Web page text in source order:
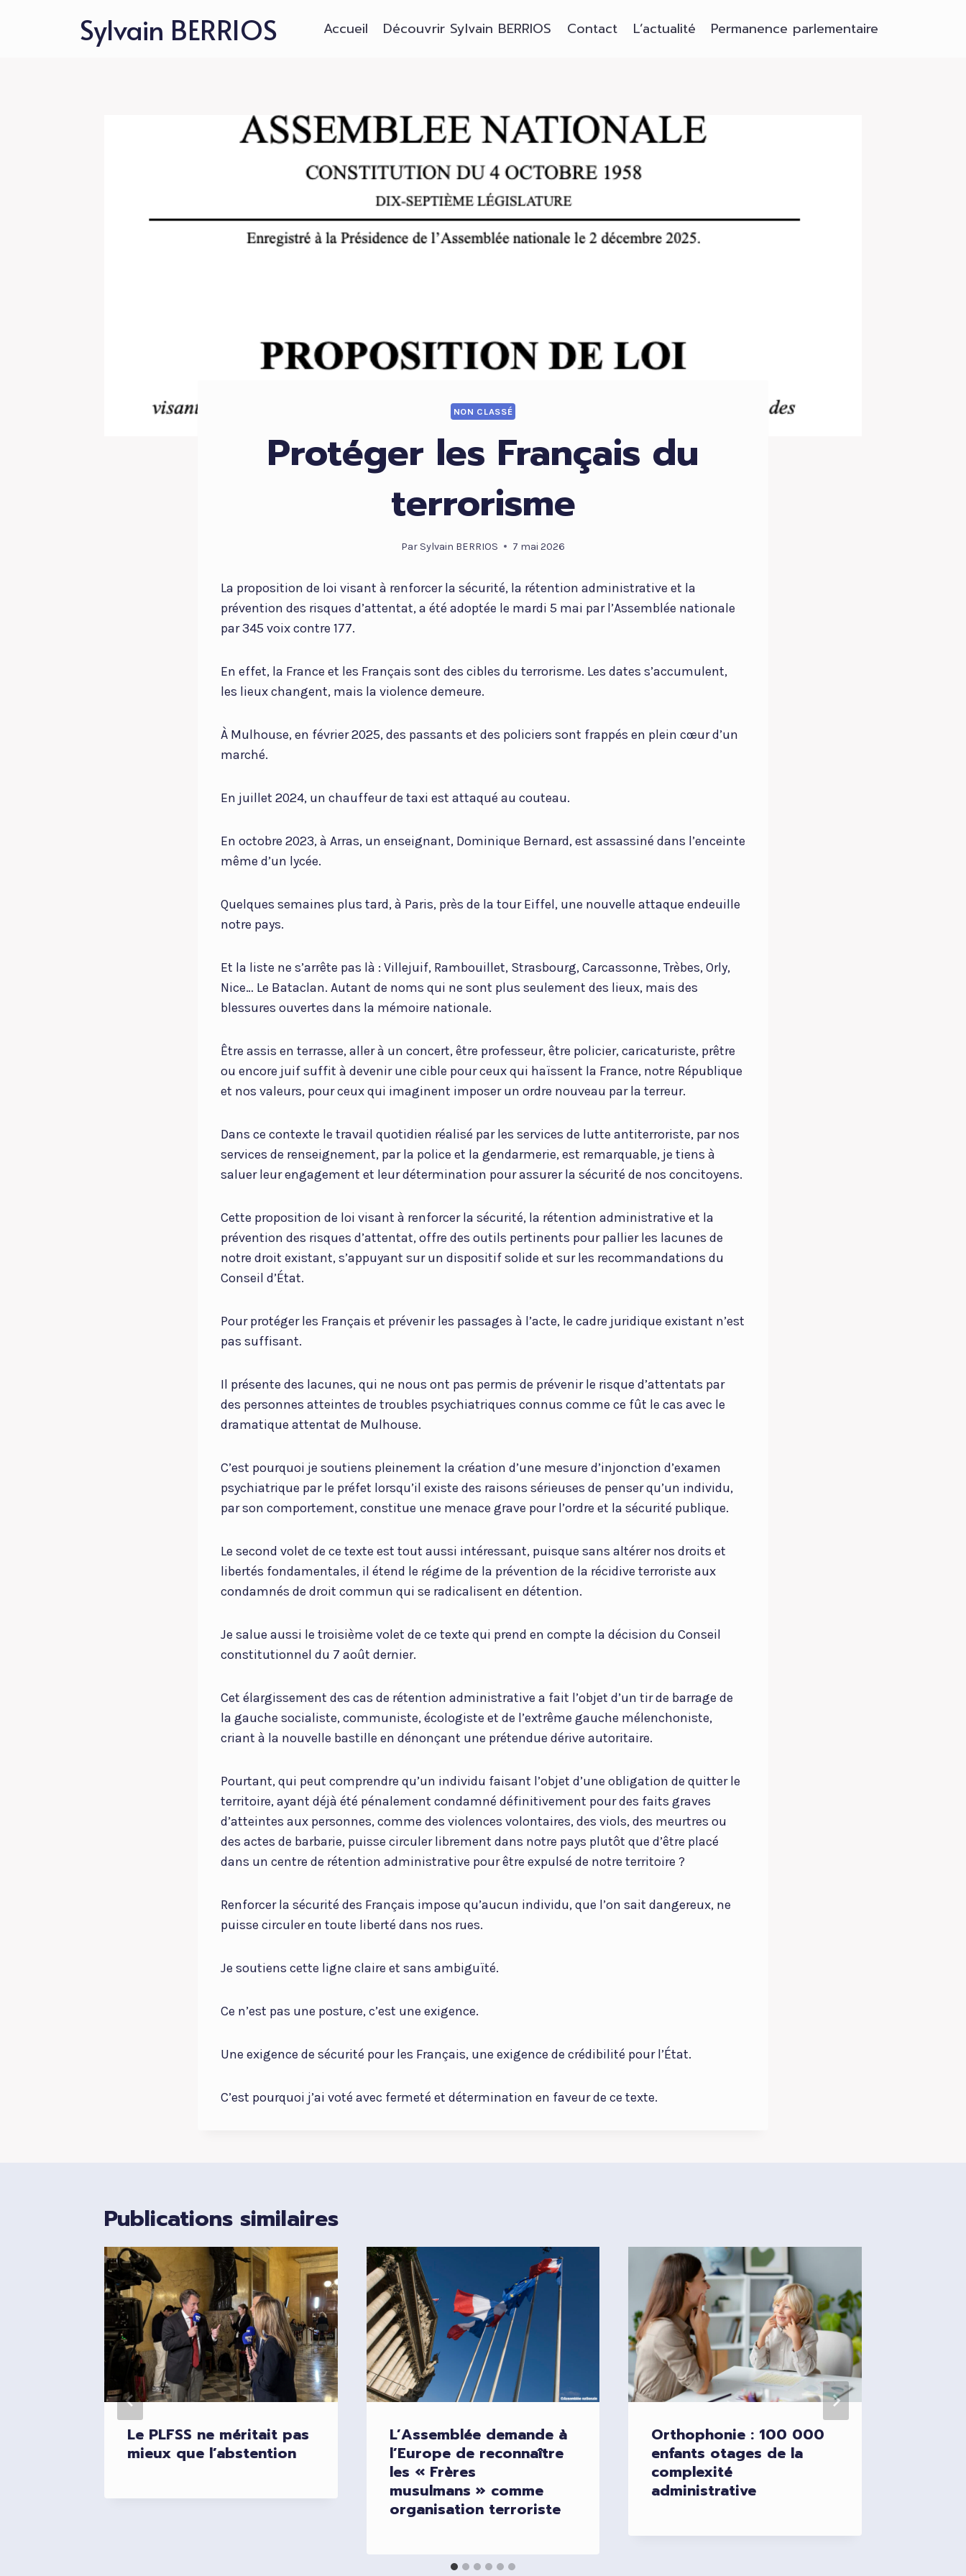
Sylvain BERRIOS Accueil Découvrir Sylvain BERRIOS Contact L’actualité Permanence parlementaire
NON CLASSÉ
Protéger les Français du
terrorisme
Par Sylvain BERRIOS 7 mai 2026
La proposition de loi visant à renforcer la sécurité, la rétention administrative et la
prévention des risques d’attentat, a été adoptée le mardi 5 mai par l’Assemblée nationale
par 345 voix contre 177.
En effet, la France et les Français sont des cibles du terrorisme. Les dates s’accumulent,
les lieux changent, mais la violence demeure.
À Mulhouse, en février 2025, des passants et des policiers sont frappés en plein cœur d’un
marché.
En juillet 2024, un chauffeur de taxi est attaqué au couteau.
En octobre 2023, à Arras, un enseignant, Dominique Bernard, est assassiné dans l’enceinte
même d’un lycée.
Quelques semaines plus tard, à Paris, près de la tour Eiffel, une nouvelle attaque endeuille
notre pays.
Et la liste ne s’arrête pas là : Villejuif, Rambouillet, Strasbourg, Carcassonne, Trèbes, Orly,
Nice… Le Bataclan. Autant de noms qui ne sont plus seulement des lieux, mais des
blessures ouvertes dans la mémoire nationale.
Être assis en terrasse, aller à un concert, être professeur, être policier, caricaturiste, prêtre
ou encore juif suffit à devenir une cible pour ceux qui haïssent la France, notre République
et nos valeurs, pour ceux qui imaginent imposer un ordre nouveau par la terreur.
Dans ce contexte le travail quotidien réalisé par les services de lutte antiterroriste, par nos
services de renseignement, par la police et la gendarmerie, est remarquable, je tiens à
saluer leur engagement et leur détermination pour assurer la sécurité de nos concitoyens.
Cette proposition de loi visant à renforcer la sécurité, la rétention administrative et la
prévention des risques d’attentat, offre des outils pertinents pour pallier les lacunes de
notre droit existant, s’appuyant sur un dispositif solide et sur les recommandations du
Conseil d’État.
Pour protéger les Français et prévenir les passages à l’acte, le cadre juridique existant n’est
pas suffisant.
Il présente des lacunes, qui ne nous ont pas permis de prévenir le risque d’attentats par
des personnes atteintes de troubles psychiatriques connus comme ce fût le cas avec le
dramatique attentat de Mulhouse.
C’est pourquoi je soutiens pleinement la création d’une mesure d’injonction d’examen
psychiatrique par le préfet lorsqu’il existe des raisons sérieuses de penser qu’un individu,
par son comportement, constitue une menace grave pour l’ordre et la sécurité publique.
Le second volet de ce texte est tout aussi intéressant, puisque sans altérer nos droits et
libertés fondamentales, il étend le régime de la prévention de la récidive terroriste aux
condamnés de droit commun qui se radicalisent en détention.
Je salue aussi le troisième volet de ce texte qui prend en compte la décision du Conseil
constitutionnel du 7 août dernier.
Cet élargissement des cas de rétention administrative a fait l’objet d’un tir de barrage de
la gauche socialiste, communiste, écologiste et de l’extrême gauche mélenchoniste,
criant à la nouvelle bastille en dénonçant une prétendue dérive autoritaire.
Pourtant, qui peut comprendre qu’un individu faisant l’objet d’une obligation de quitter le
territoire, ayant déjà été pénalement condamné définitivement pour des faits graves
d’atteintes aux personnes, comme des violences volontaires, des viols, des meurtres ou
des actes de barbarie, puisse circuler librement dans notre pays plutôt que d’être placé
dans un centre de rétention administrative pour être expulsé de notre territoire ?
Renforcer la sécurité des Français impose qu’aucun individu, que l’on sait dangereux, ne
puisse circuler en toute liberté dans nos rues.
Je soutiens cette ligne claire et sans ambiguïté.
Ce n’est pas une posture, c’est une exigence.
Une exigence de sécurité pour les Français, une exigence de crédibilité pour l’État.
C’est pourquoi j’ai voté avec fermeté et détermination en faveur de ce texte.
Publications similaires
Le PLFSS ne méritait pas
mieux que l’abstention
L’Assemblée demande à
l’Europe de reconnaître
les « Frères
musulmans » comme
organisation terroriste
Orthophonie : 100 000
enfants otages de la
complexité
administrative